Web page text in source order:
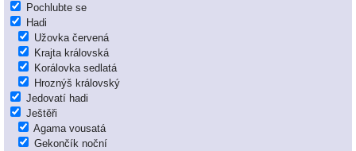
Pochlubte se
Hadi
Užovka červená
Krajta královská
Korálovka sedlatá
Hroznýš královský
Jedovatí hadi
Ještěři
Agama vousatá
Gekončík noční